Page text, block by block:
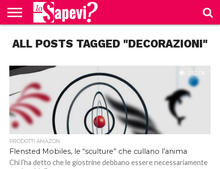
BENESSERE
GOSSIP
PRODOTTI
AMAZON
NEWS
CASA E
CUCINA
ALL POSTS TAGGED "DECORAZIONI"
252.0K
PRODOTTI AMAZON
Flensted Mobiles, le “sculture” che cullano l’anima
Chi l’ha detto che le giostrine debbano essere necessariamente